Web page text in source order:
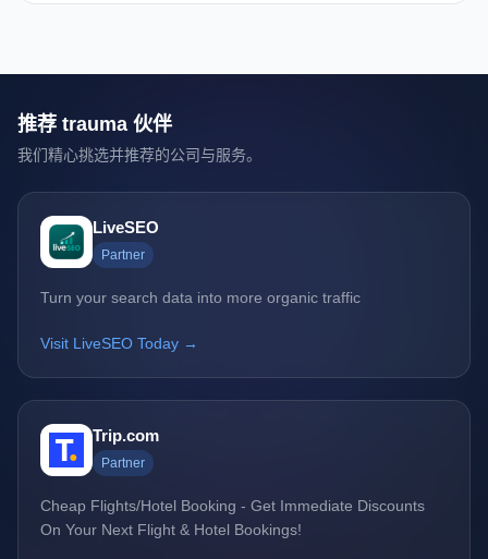
推荐 trauma 伙伴
我们精心挑选并推荐的公司与服务。
LiveSEO
Partner
Turn your search data into more organic traffic
Visit LiveSEO Today →
Trip.com
Partner
Cheap Flights/Hotel Booking - Get Immediate Discounts
On Your Next Flight & Hotel Bookings!